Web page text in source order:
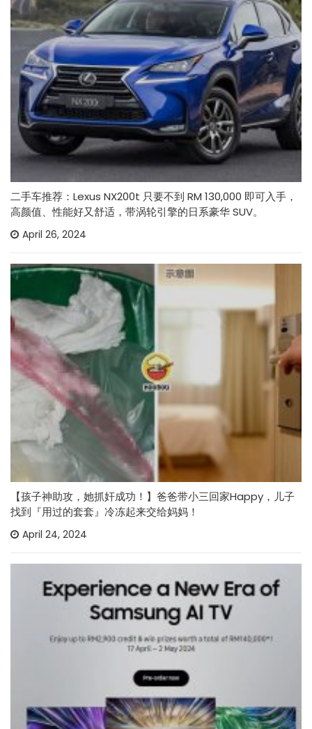
二手车推荐：Lexus NX200t 只要不到 RM 130,000 即可入手，
高颜值、性能好又舒适，带涡轮引擎的日系豪华 SUV。
April 26, 2024
【孩子神助攻，她抓奸成功！】爸爸带小三回家Happy，儿子
找到『用过的套套』冷冻起来交给妈妈！
April 24, 2024